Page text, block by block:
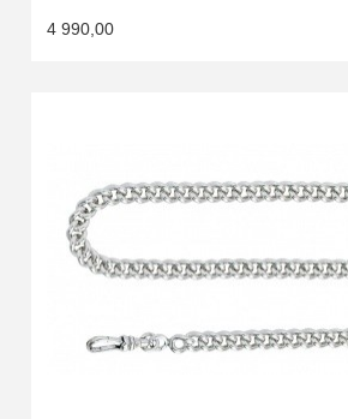
4 990,00